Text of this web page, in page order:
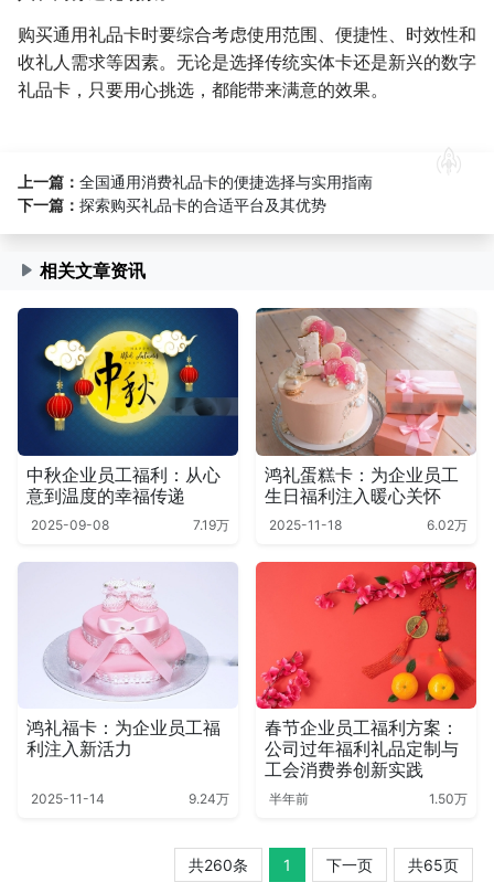
购买通用礼品卡时要综合考虑使用范围、便捷性、时效性和
收礼人需求等因素。无论是选择传统实体卡还是新兴的数字
礼品卡，只要用心挑选，都能带来满意的效果。
上一篇： 全国通用消费礼品卡的便捷选择与实用指南
下一篇： 探索购买礼品卡的合适平台及其优势
相关文章资讯
中秋企业员工福利：从心
意到温度的幸福传递
2025-09-08 7.19万
鸿礼蛋糕卡：为企业员工
生日福利注入暖心关怀
2025-11-18 6.02万
鸿礼福卡：为企业员工福
利注入新活力
2025-11-14 9.24万
春节企业员工福利方案：
公司过年福利礼品定制与
工会消费券创新实践
半年前 1.50万
共260条 1 下一页 共65页